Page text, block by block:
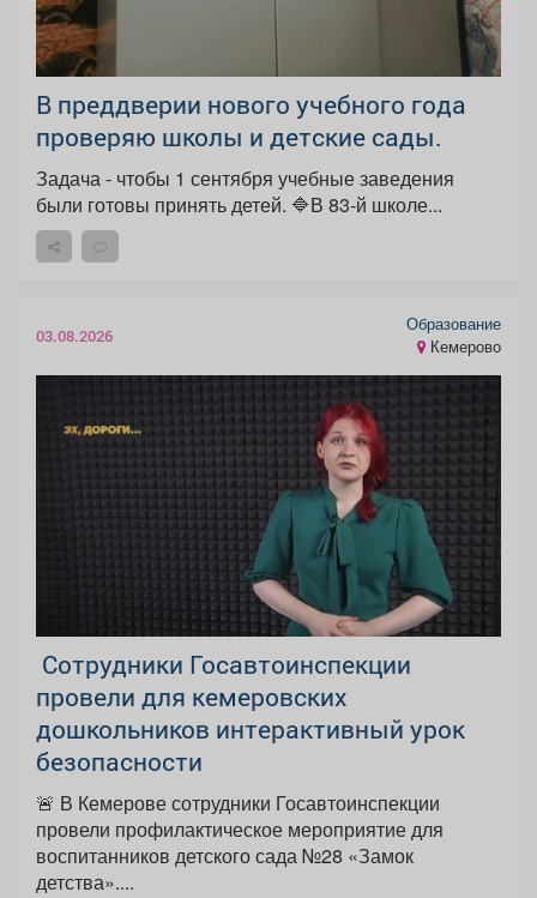
В преддверии нового учебного года
проверяю школы и детские сады.
Задача - чтобы 1 сентября учебные заведения
были готовы принять детей. 🔷В 83-й школе...
03.08.2026
Образование
Кемерово
‍ Сотрудники Госавтоинспекции
провели для кемеровских
дошкольников интерактивный урок
безопасности
🚨 В Кемерове сотрудники Госавтоинспекции
провели профилактическое мероприятие для
воспитанников детского сада №28 «Замок
детства»....